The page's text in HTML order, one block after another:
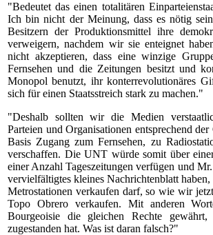
"Bedeutet das einen totalitären
Ich bin nicht der Meinung, dass es nötig
Besitzern der Produktionsmittel ihre
verweigern, nachdem wir sie enteignet
nicht akzeptieren, dass eine winzige
Fernsehen und die Zeitungen besitzt und
Monopol benutzt, ihr konterrevolutionäres
sich für einen Staatsstreich stark zu machen."
"Deshalb sollten wir die Medien
Parteien und Organisationen entsprechend
Basis Zugang zum Fernsehen, zu
verschaffen. Die UNT würde somit über
einer Anzahl Tageszeitungen verfügen und
vervielfältigtes kleines Nachrichtenblatt haben,
Metrostationen verkaufen darf, so wie wir
Topo Obrero verkaufen. Mit anderen
Bourgeoisie die gleichen Rechte
zugestanden hat. Was ist daran falsch?"